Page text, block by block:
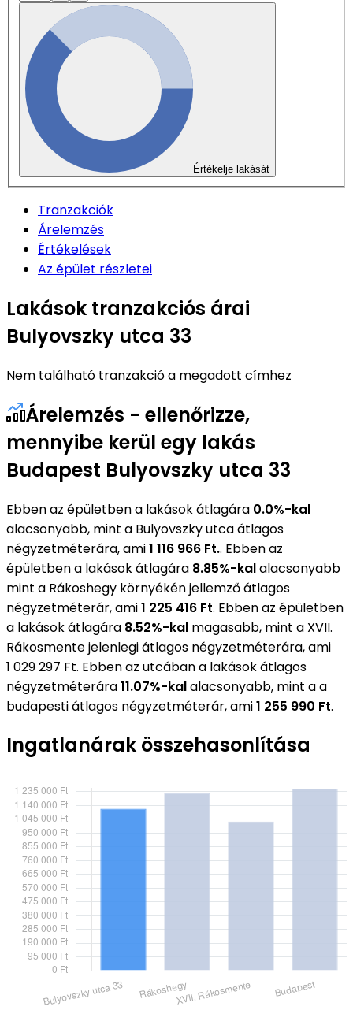
Értékelje lakását
Tranzakciók
Árelemzés
Értékelések
Az épület részletei
Lakások tranzakciós árai
Bulyovszky utca 33
Nem található tranzakció a megadott címhez
Árelemzés - ellenőrizze,
mennyibe kerül egy lakás
Budapest Bulyovszky utca 33
Ebben az épületben a lakások átlagára 0.0%-kal
alacsonyabb, mint a Bulyovszky utca átlagos
négyzetméterára, ami1 116 966 Ft.. Ebben az
épületben a lakások átlagára 8.85%-kalalacsonyabb
mint a Rákoshegy környékén jellemző átlagos
négyzetméterár, ami1 225 416 Ft. Ebben az épületben
a lakások átlagára 8.52%-kal magasabb, mint a XVII.
Rákosmente jelenlegi átlagos négyzetméterára, ami
1 029 297 Ft. Ebben az utcában a lakások átlagos
négyzetméterára11.07%-kalalacsonyabb, mint a a
budapesti átlagos négyzetméterár, ami1 255 990 Ft.
Ingatlanárak összehasonlítása